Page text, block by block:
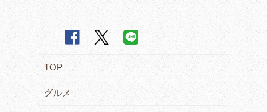
TOP
グルメ